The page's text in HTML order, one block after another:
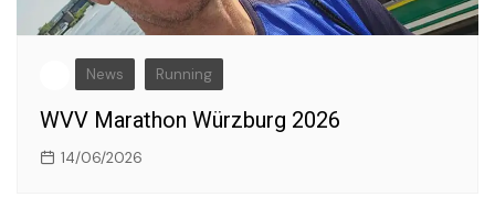
News Running
WVV Marathon Würzburg 2026
14/06/2026